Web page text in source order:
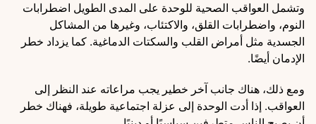
وتشمل العواقب الصحية للوحدة على المدى الطويل اضطرابات
النوم، واضطرابات القلق، والاكتئاب، وغيرها من المشاكل
الجسدية مثل أمراض القلب والسكتات الدماغية. كما يزداد خطر
الإدمان أيضًا.
ومع ذلك، هناك جانب آخر خطير يجب مراعاته عند النظر إلى
العواقب. إذا أدت الوحدة إلى عزلة اجتماعية طويلة، فهناك خطر